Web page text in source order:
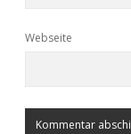
Webseite